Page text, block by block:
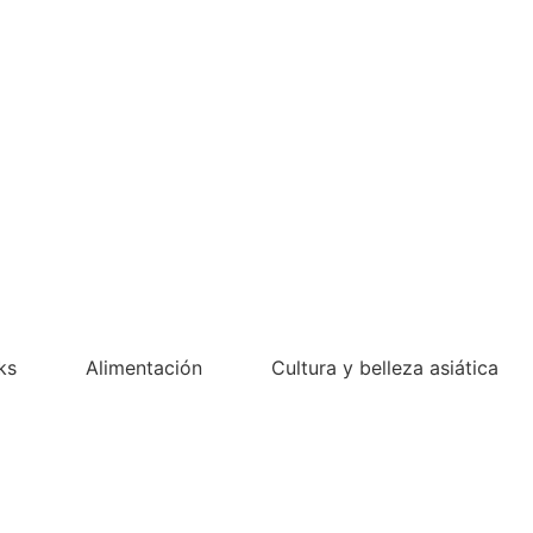
Alimentación Cultura y belleza asiática